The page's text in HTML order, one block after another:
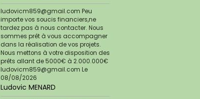
ludovicm859@gmail.com Peu
importe vos soucis financiers,ne
tardez pas à nous contacter. Nous
sommes prêt à vous accompagner
dans la réalisation de vos projets.
Nous mettons à votre disposition des
prêts allant de 5000€ à 2.000.000€
ludovicm859@gmail.com Le
08/08/2026
Ludovic MENARD